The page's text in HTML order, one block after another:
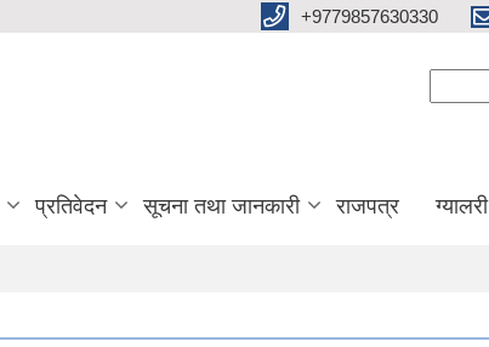
+9779857630330
प्रतिवेदन सूचना तथा जानकारी राजपत्र ग्यालरी